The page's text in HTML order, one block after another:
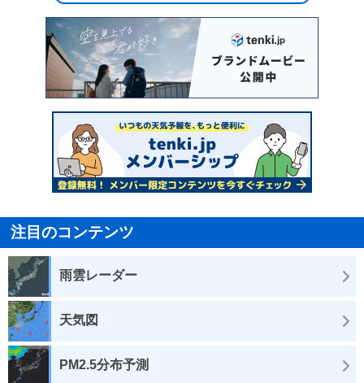
注目のコンテンツ
雨雲レーダー
天気図
PM2.5分布予測